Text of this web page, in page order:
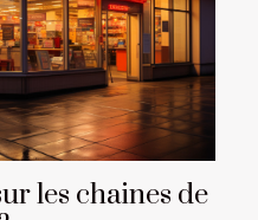
les chaines de